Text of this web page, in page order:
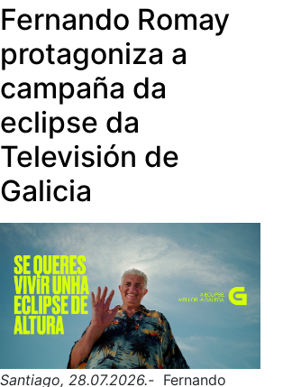
coa Cunca de Ouro.
Fernando Romay
protagoniza a
campaña da
eclipse da
Televisión de
Galicia
Santiago, 28.07.2026.- Fernando